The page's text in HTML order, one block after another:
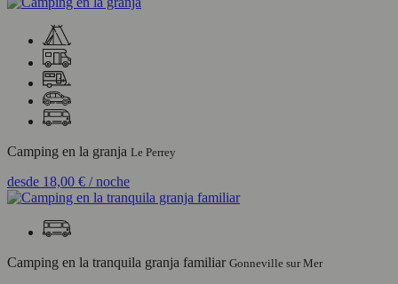
Camping en la granja Le Perrey
desde 18,00 € / noche
Camping en la tranquila granja familiar Gonneville sur Mer